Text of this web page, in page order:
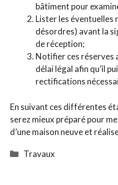
bâtiment pour
Lister les éventuelles
désordres) avant la
de réception;
Notifier ces réserves
délai légal afin qu’il
rectifications
En suivant ces différentes
serez mieux préparé pour
d’une maison neuve et
Catégories
Travaux